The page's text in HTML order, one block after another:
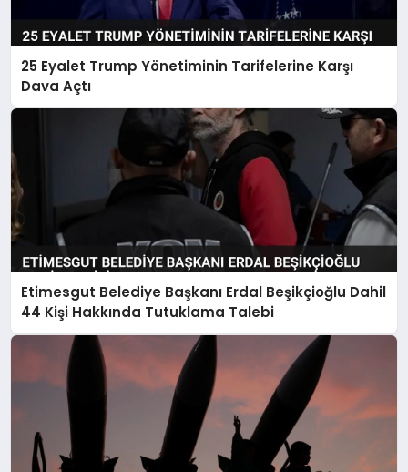
25 Eyalet Trump Yönetiminin Tarifelerine Karşı
Dava Açtı
Etimesgut Belediye Başkanı Erdal Beşikçioğlu Dahil
44 Kişi Hakkında Tutuklama Talebi